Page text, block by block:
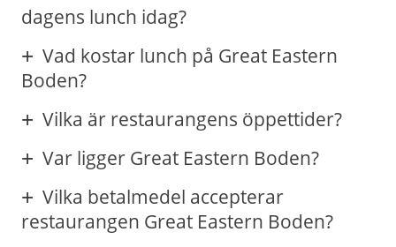
dagens lunch idag?
Vad kostar lunch på Great Eastern
Boden?
Vilka är restaurangens öppettider?
Var ligger Great Eastern Boden?
Vilka betalmedel accepterar
restaurangen Great Eastern Boden?